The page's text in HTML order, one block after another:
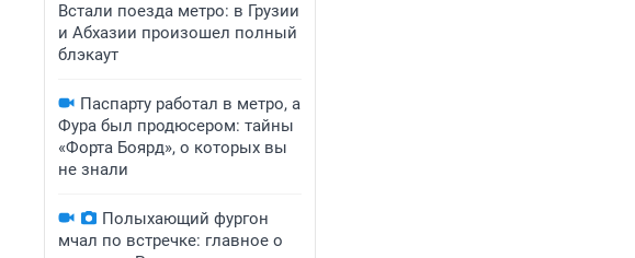
Встали поезда метро: в Грузии
и Абхазии произошел полный
блэкаут
Паспарту работал в метро, а
Фура был продюсером: тайны
«Форта Боярд», о которых вы
не знали
Полыхающий фургон
мчал по встречке: главное о